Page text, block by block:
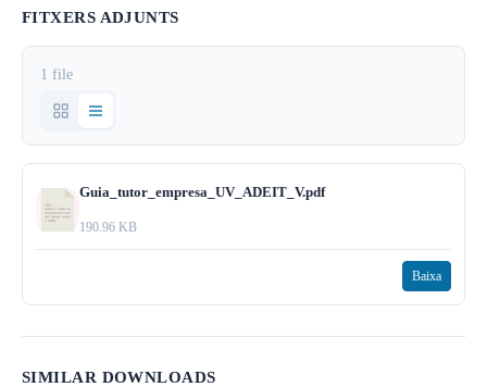
FITXERS ADJUNTS
1 file
Guia_tutor_empresa_UV_ADEIT_V.pdf
190.96 KB
Baixa
SIMILAR DOWNLOADS